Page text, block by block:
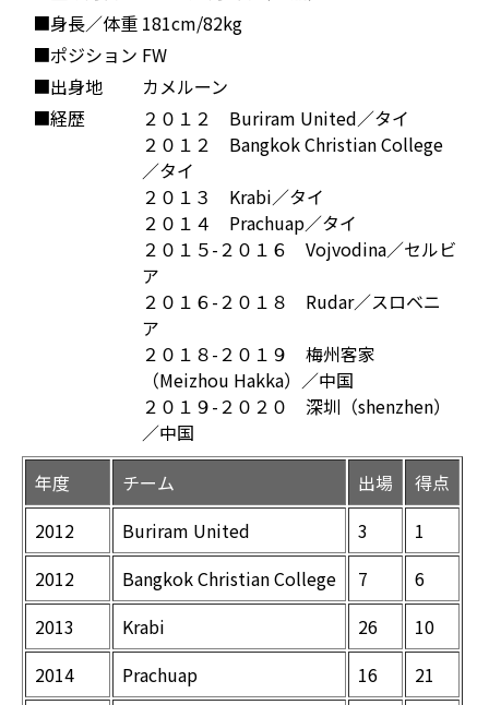
■身長／体重 181cm/82kg
■ポジション FW
■出身地
カメルーン
■経歴
２０１２ Buriram United／タイ
２０１２ Bangkok Christian College
／タイ
２０１３ Krabi／タイ
２０１４ Prachuap／タイ
２０１５-２０１６ Vojvodina／セルビ
ア
２０１６-２０１８ Rudar／スロベニ
ア
２０１８-２０１９ 梅州客家
（Meizhou Hakka）／中国
２０１９-２０２０ 深圳（shenzhen）
／中国
年度
チーム 出場
得点
2012
Buriram United 3
1
2012
Bangkok Christian College 7
6
2013
Krabi 26
10
2014
Prachuap 16
21